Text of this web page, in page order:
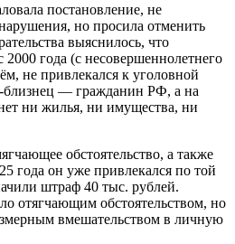
постановление, не
но просила отменить
выяснилось, что
года (с несовершеннолетнего
не привлекался к уголовной
близнец — гражданин РФ, а на
ни жилья, ни имущества, ни
обстоятельство, а также
года он уже привлекался по той
штраф 40 тыс. рублей.
отягчающим обстоятельством, но
вмешательством в личную